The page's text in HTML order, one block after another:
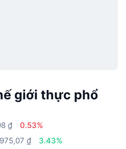
giới thực phổ
₫
0.53%
₫
3.43%